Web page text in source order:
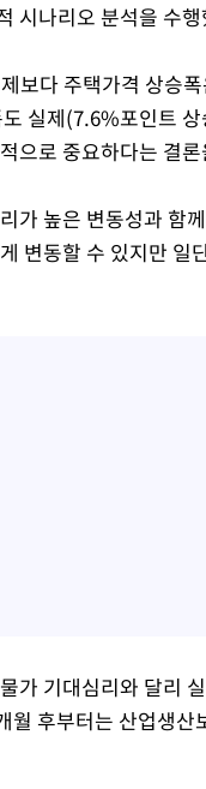
시나리오 분석을 수
보다 주택가격 상승
실제(7.6%포인트
으로 중요하다는 결
가 높은 변동성과 함
변동할 수 있지만
가 기대심리와 달리
월 후부터는 산업생